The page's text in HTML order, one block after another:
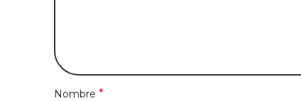
Nombre *